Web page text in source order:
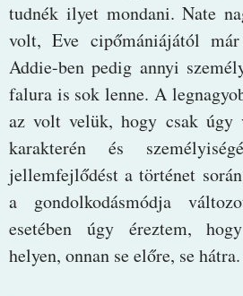
tudnék ilyet mondani. Nate
volt, Eve cipőmániájától
Addie-ben pedig annyi
falura is sok lenne. A
az volt velük, hogy csak úgy
karakterén és
jellemfejlődést a történet
a gondolkodásmódja
esetében úgy éreztem,
helyen, onnan se előre, se hátra.